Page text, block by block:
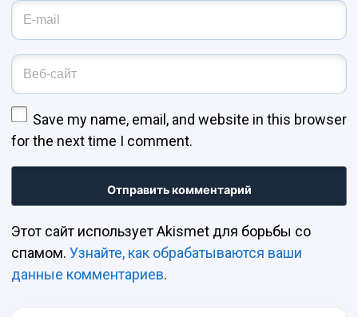
Адрес эл. почты
Веб-сайт
Save my name, email, and website in this browser
for the next time I comment.
Этот сайт использует Akismet для борьбы со
спамом. Узнайте, как обрабатываются ваши
данные комментариев.